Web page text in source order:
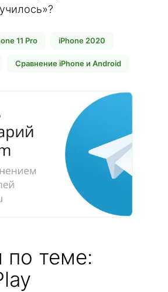
11 Pro iPhone 2020
Сравнение iPhone и Android
по теме: